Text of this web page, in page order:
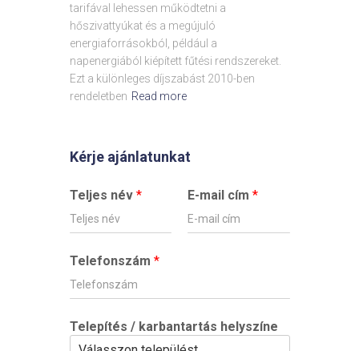
tarifával lehessen működtetni a
hőszivattyúkat és a megújuló
energiaforrásokból, például a
napenergiából kiépített fűtési rendszereket.
Ezt a különleges díjszabást 2010-ben
rendeletben Read more
Kérje ajánlatunkat
Teljes név * E-mail cím *
Telefonszám *
Telepítés / karbantartás helyszíne